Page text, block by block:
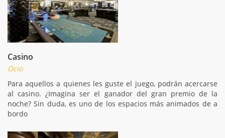
Casino
Ocio
Para aquellos a quienes les guste el juego, podrán acercarse
al casino. ¿Imagina ser el ganador del gran premio de la
noche? Sin duda, es uno de los espacios más animados de a
bordo